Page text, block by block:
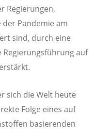
Regierungen,
der Pandemie am
sind, durch eine
auf
sich die Welt heute
Folge eines auf
basierenden